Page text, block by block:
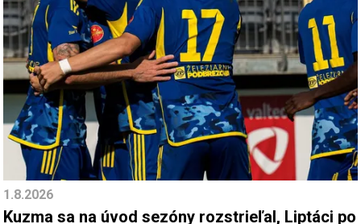
1.8.2026
Kuzma sa na úvod sezóny rozstrieľal, Liptáci po